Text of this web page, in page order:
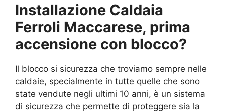
Installazione Caldaia
Ferroli Maccarese, prima
accensione con blocco?
Il blocco si sicurezza che troviamo sempre nelle
caldaie, specialmente in tutte quelle che sono
state vendute negli ultimi 10 anni, è un sistema
di sicurezza che permette di proteggere sia la